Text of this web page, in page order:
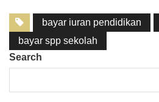
bayar iuran pendidikan
bayar spp sekolah
Search